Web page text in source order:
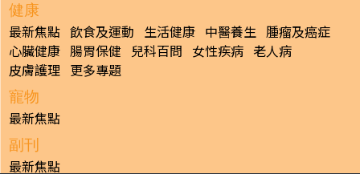
健康
最新焦點 飲食及運動 生活健康 中醫養生 腫瘤及癌症
心臟健康 腸胃保健 兒科百問 女性疾病 老人病
皮膚護理 更多專題
寵物
最新焦點
副刊
最新焦點